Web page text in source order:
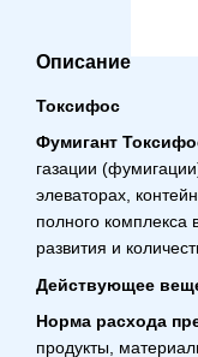
Описание
Токсифос
Фумигант
газации
элеваторах,
полного комплекса
развития и
Действующее
Норма расхода
продукты,